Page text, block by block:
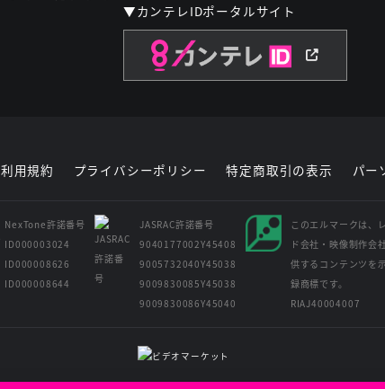
▼カンテレIDポータルサイト
利用規約 プライバシーポリシー 特定商取引の表示 パー
NexTone許諾番号
ID000003024
ID000008626
ID000008644
JASRAC許諾番号
9040177002Y45408
9005732040Y45038
9009830085Y45038
9009830086Y45040
このエルマークは、
ド会社・映像制作会
供するコンテンツを
録商標です。
RIAJ40004007